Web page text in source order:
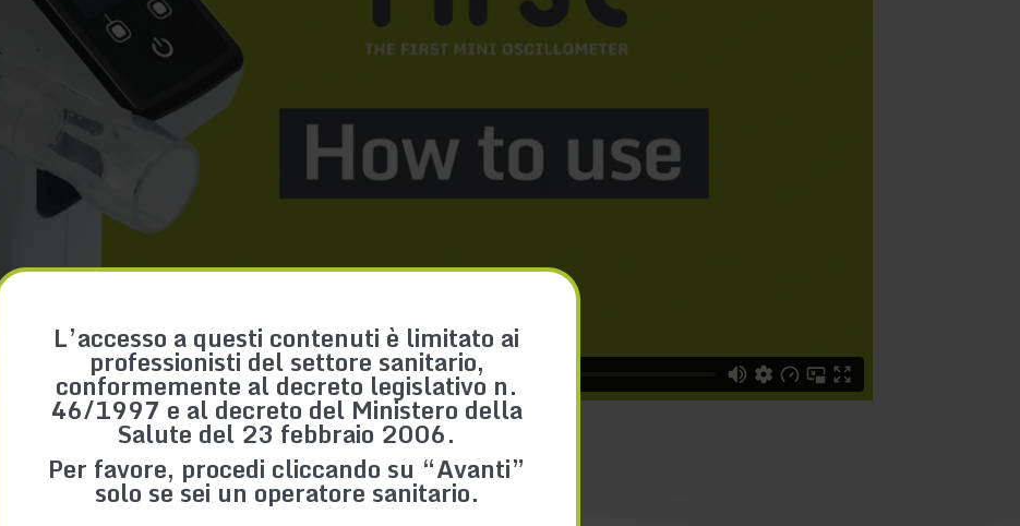
L’accesso a questi contenuti è limitato ai
professionisti del settore sanitario,
conformemente al decreto legislativo n.
46/1997 e al decreto del Ministero della
Salute del 23 febbraio 2006.
Per favore, procedi cliccando su “Avanti”
solo se sei un operatore sanitario.